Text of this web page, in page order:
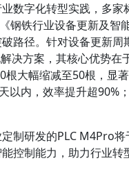
数字化转型实践，多
钢铁行业设备更新及
路径。针对设备更新
决方案，其核心优势
根大幅缩减至50根，显
以内，效率提升超90%
制研发的PLC M4Pro
控制能力，助力行业转